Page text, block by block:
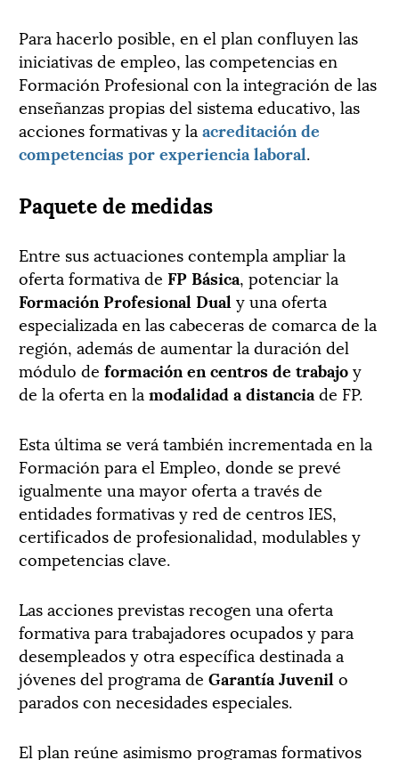
Para hacerlo posible, en el plan confluyen las
iniciativas de empleo, las competencias en
Formación Profesional con la integración de las
enseñanzas propias del sistema educativo, las
acciones formativas y la acreditación de
competencias por experiencia laboral.
Paquete de medidas
Entre sus actuaciones contempla ampliar la
oferta formativa de FP Básica, potenciar la
Formación Profesional Dual y una oferta
especializada en las cabeceras de comarca de la
región, además de aumentar la duración del
módulo de formación en centros de trabajoy
de la oferta en la modalidad a distancia de FP.
Esta última se verá también incrementada en la
Formación para el Empleo, donde se prevé
igualmente una mayor oferta a través de
entidades formativas y red de centros IES,
certificados de profesionalidad, modulables y
competencias clave.
Las acciones previstas recogen una oferta
formativa para trabajadores ocupados y para
desempleados y otra específica destinada a
jóvenes del programa de Garantía Juvenil o
parados con necesidades especiales.
El plan reúne asimismo programas formativos